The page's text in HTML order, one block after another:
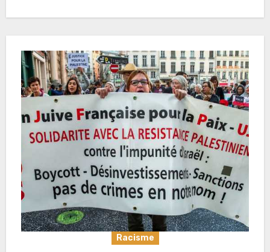
Racisme